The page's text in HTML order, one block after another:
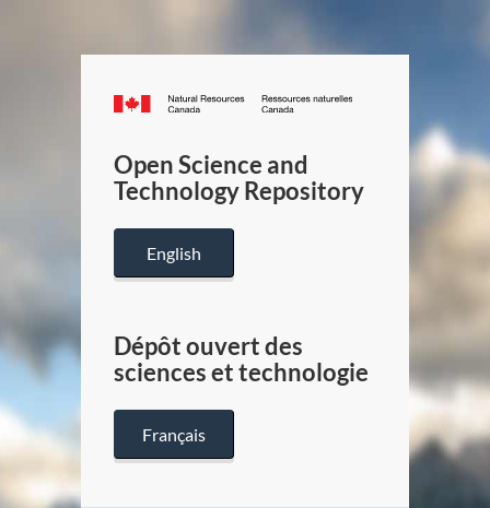
Canada.ca
/
Canada
Open Science and
Technology Repository
English
Dépôt ouvert des
sciences et technologie
Français